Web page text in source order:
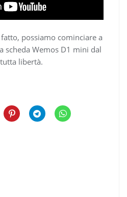
possiamo cominciare a
scheda Wemos D1 mini dal
libertà.